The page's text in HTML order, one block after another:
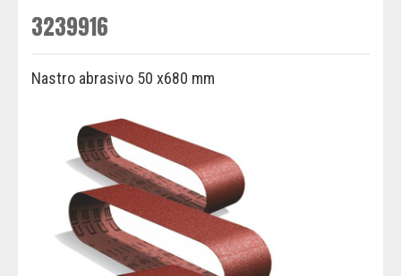
3239916
Nastro abrasivo 50 x680 mm